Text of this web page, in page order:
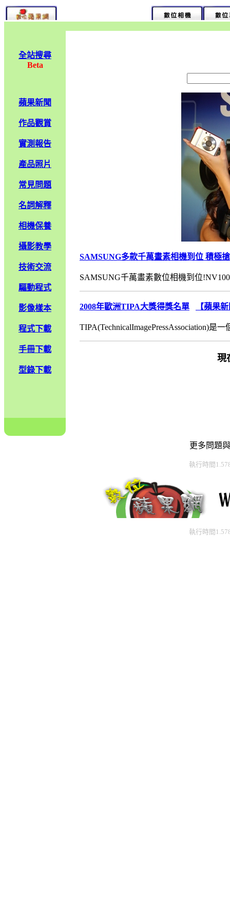
全站搜尋
Beta
蘋果新聞
作品觀賞
實測報告
產品照片
常見問題
名詞解釋
相機保養
攝影教學
技術交流
驅動程式
影像樣本
程式下載
手冊下載
型錄下載
SAMSUNG多款千萬畫素相機到位 積極
SAMSUNG千萬畫素數位相機到位
2008年歐洲TIPA大獎得獎名單 【蘋果
TIPA(TechnicalImagePressAssociation)是
現
更多問題
執行時間
執行時間